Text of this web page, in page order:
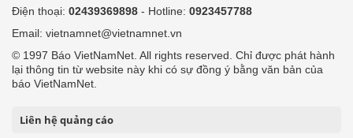
Điện thoại: 02439369898 - Hotline: 0923457788
Email: vietnamnet@vietnamnet.vn
© 1997 Báo VietNamNet. All rights reserved. Chỉ được phát hành
lại thông tin từ website này khi có sự đồng ý bằng văn bản của
báo VietNamNet.
Liên hệ quảng cáo